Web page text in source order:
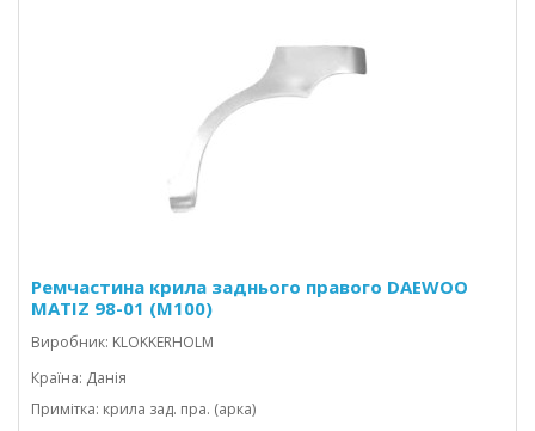
Ремчастина крила заднього правого DAEWOO
MATIZ 98-01 (M100)
Виробник: KLOKKERHOLM
Країна: Данія
Примітка: крила зад. пра. (арка)